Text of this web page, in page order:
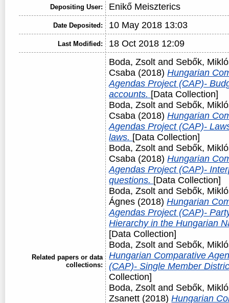
Depositing User: Enikő Meiszterics
Date Deposited: 10 May 2018 13:03
Last Modified: 18 Oct 2018 12:09
Related papers or data
collections:
Boda, Zsolt and Sebők,
Csaba (2018)Hungarian
Agendas Project (CAP)-
accounts. [Data Collection]
Boda, Zsolt and Sebők,
Csaba (2018)Hungarian
Agendas Project (CAP)-
laws. [Data Collection]
Boda, Zsolt and Sebők,
Csaba (2018)Hungarian
Agendas Project (CAP)-
questions. [Data Collection]
Boda, Zsolt and Sebők,
Ágnes (2018)Hungarian
Agendas Project (CAP)-
Hierarchy in the Hungarian
[Data Collection]
Boda, Zsolt and Sebők,
Hungarian Comparative
(CAP)- Single Member
Collection]
Boda, Zsolt and Sebők,
Zsanett (2018)Hungarian